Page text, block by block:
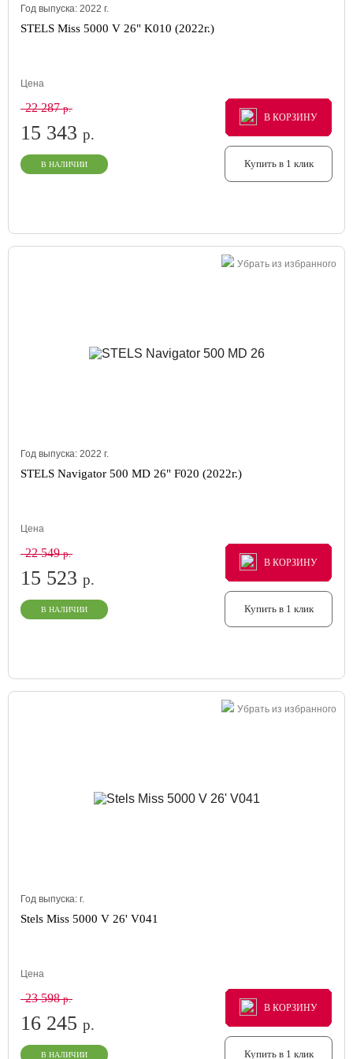
Год выпуска: 2022 г.
STELS Miss 5000 V 26" K010 (2022г.)
Цена
22 287р.
15 343 р.
В НАЛИЧИИ
В КОРЗИНУ
В КОРЗИНУ
В КОРЗИНУ
Купить в 1 клик
Убрать из избранного
Год выпуска: 2022 г.
STELS Navigator 500 MD 26" F020 (2022г.)
Цена
22 549р.
15 523 р.
В НАЛИЧИИ
В КОРЗИНУ
В КОРЗИНУ
В КОРЗИНУ
Купить в 1 клик
Убрать из избранного
Год выпуска: г.
Stels Miss 5000 V 26' V041
Цена
23 598р.
16 245 р.
В НАЛИЧИИ
В КОРЗИНУ
В КОРЗИНУ
В КОРЗИНУ
Купить в 1 клик